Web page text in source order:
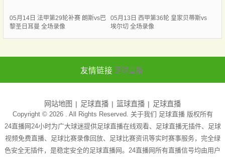
05月14日 法甲第29轮补赛 朗斯vs巴
黎圣日耳曼 全场录像
05月13日 西甲第36轮 皇家贝蒂斯vs
埃尔切 全场录像
友情链接 足球直播
网站地图 足球直播 篮球直播 足球直播
Copyright © 2026 . All Rights Reserved. 关于我们 足球直播版权所有
24直播网24小时为广大球迷提供足球直播在线观看、足球直播无插件、足球
视频免费直播、足球比赛录像回放、足球比赛资讯等实时赛事服务，完全绿
色安全无插件，是稳定安全的足球直播网。24直播网所有直播信号均由用户